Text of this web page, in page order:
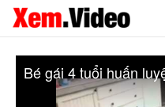
Bé gái 4 tuổi huấn